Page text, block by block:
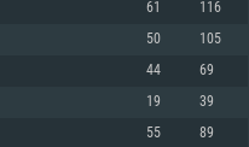
61 116
50 105
44 69
19 39
55 89